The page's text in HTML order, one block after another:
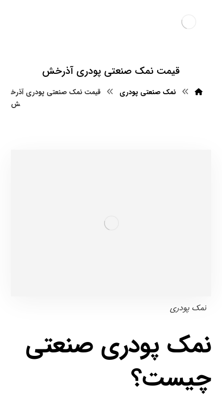
قیمت نمک صنعتی پودری آذرخش
نمک صنعتی پودری
قیمت نمک صنعتی پودری آذرخ
ش
نمک پودری
نمک پودری صنعتی
چیست؟